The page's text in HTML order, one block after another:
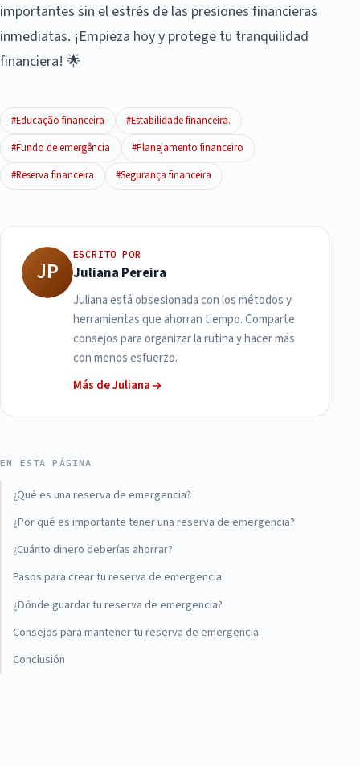
importantes sin el estrés de las presiones financieras
inmediatas. ¡Empieza hoy y protege tu tranquilidad
financiera! 🌟
#Educação financeira
#Estabilidade financeira.
#Fundo de emergência
#Planejamento financeiro
#Reserva financeira
#Segurança financeira
JP
ESCRITO POR
Juliana Pereira
Juliana está obsesionada con los métodos y
herramientas que ahorran tiempo. Comparte
consejos para organizar la rutina y hacer más
con menos esfuerzo.
Más de Juliana
EN ESTA PÁGINA
¿Qué es una reserva de emergencia?
¿Por qué es importante tener una reserva de emergencia?
¿Cuánto dinero deberías ahorrar?
Pasos para crear tu reserva de emergencia
¿Dónde guardar tu reserva de emergencia?
Consejos para mantener tu reserva de emergencia
Conclusión